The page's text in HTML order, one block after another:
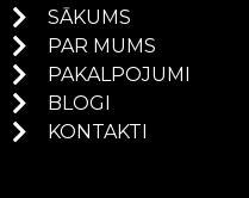
SĀKUMS
PAR MUMS
PAKALPOJUMI
BLOGI
KONTAKTI